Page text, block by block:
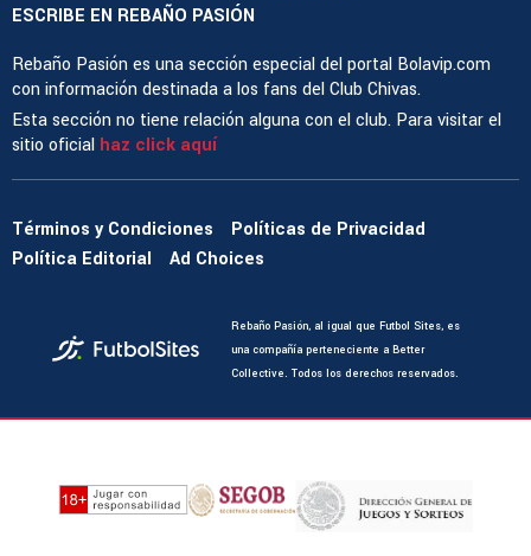
ESCRIBE EN REBAÑO PASIÓN
Rebaño Pasión es una sección especial del portal Bolavip.com
con información destinada a los fans del Club Chivas.
Esta sección no tiene relación alguna con el club. Para visitar el
sitio oficial haz click aquí
Términos y Condiciones
Políticas de Privacidad
Política Editorial
Ad Choices
Rebaño Pasión, al igual que Futbol Sites, es
una compañía perteneciente a Better
Collective. Todos los derechos reservados.